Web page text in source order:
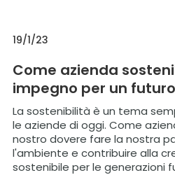
19/1/23
Come azienda
impegno per un
La sostenibilità è un tema
le aziende di oggi. Come
nostro dovere fare la nostra
l'ambiente e contribuire alla
sostenibile per le generazioni